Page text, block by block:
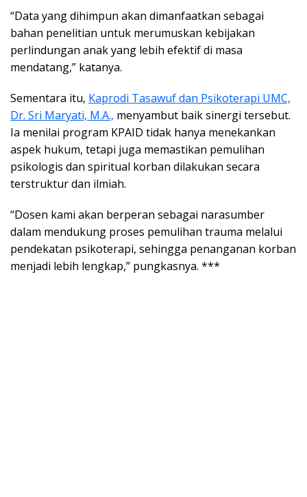
“Data yang dihimpun akan dimanfaatkan sebagai
bahan penelitian untuk merumuskan kebijakan
perlindungan anak yang lebih efektif di masa
mendatang,” katanya.
Sementara itu, Kaprodi Tasawuf dan Psikoterapi UMC,
Dr. Sri Maryati, M.A., menyambut baik sinergi tersebut.
Ia menilai program KPAID tidak hanya menekankan
aspek hukum, tetapi juga memastikan pemulihan
psikologis dan spiritual korban dilakukan secara
terstruktur dan ilmiah.
“Dosen kami akan berperan sebagai narasumber
dalam mendukung proses pemulihan trauma melalui
pendekatan psikoterapi, sehingga penanganan korban
menjadi lebih lengkap,” pungkasnya. ***